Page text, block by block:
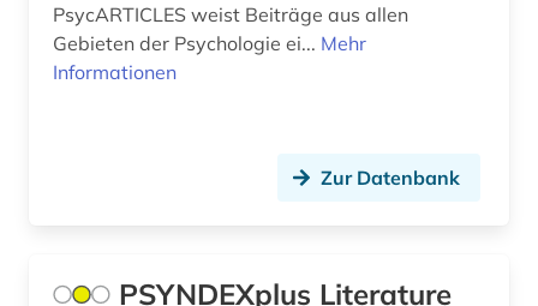
neuropsychologie (1)
pathophysiologie (1)
pflege (3)
PsycARTICLES weist Beiträge aus allen
Gebieten der Psychologie ei... Mehr
Informationen
Zur Datenbank
PSYNDEXplus Literature